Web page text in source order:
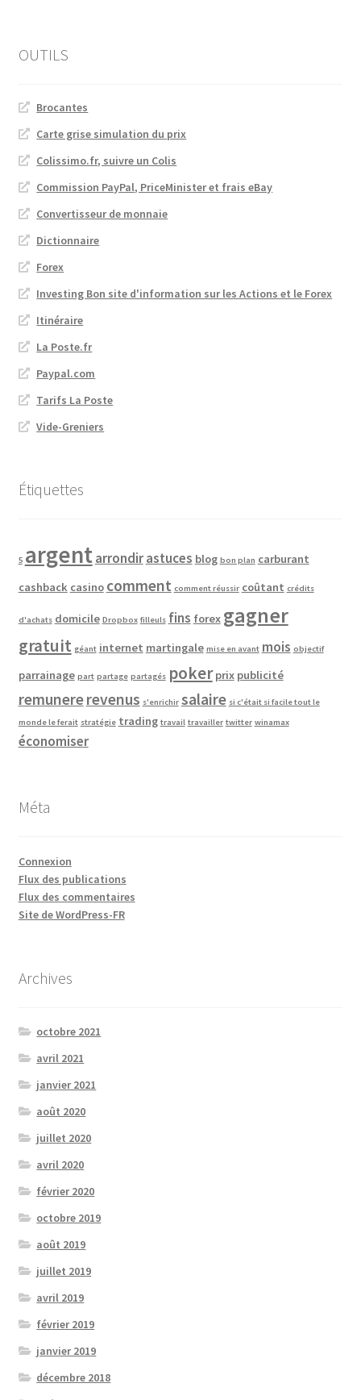
OUTILS
Brocantes
Carte grise simulation du prix
Colissimo.fr, suivre un Colis
Commission PayPal, PriceMinister et frais eBay
Convertisseur de monnaie
Dictionnaire
Forex
Investing Bon site d'information sur les Actions et le Forex
Itinéraire
La Poste.fr
Paypal.com
Tarifs La Poste
Vide-Greniers
Étiquettes
5 argentarrondirastuces blog bon plan carburant
cashback casino comment comment réussir coûtant crédits
d'achats domicile Dropbox filleuls fins forex gagner
gratuit géant internet martingale mise en avant mois objectif
parrainage part partage partagés poker prix publicité
remunererevenus s'enrichir salaire si c'était si facile tout le
monde le ferait stratégie trading travail travailler twitter winamax
économiser
Méta
Connexion
Flux des publications
Flux des commentaires
Site de WordPress-FR
Archives
octobre 2021
avril 2021
janvier 2021
août 2020
juillet 2020
avril 2020
février 2020
octobre 2019
août 2019
juillet 2019
avril 2019
février 2019
janvier 2019
décembre 2018